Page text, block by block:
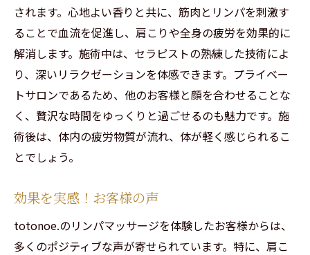
されます。心地よい香りと共に、筋肉とリンパを刺激す
ることで血流を促進し、肩こりや全身の疲労を効果的に
解消します。施術中は、セラピストの熟練した技術によ
り、深いリラクゼーションを体感できます。プライベー
トサロンであるため、他のお客様と顔を合わせることな
く、贅沢な時間をゆっくりと過ごせるのも魅力です。施
術後は、体内の疲労物質が流れ、体が軽く感じられるこ
とでしょう。
効果を実感！お客様の声
totonoe.のリンパマッサージを体験したお客様からは、
多くのポジティブな声が寄せられています。特に、肩こ